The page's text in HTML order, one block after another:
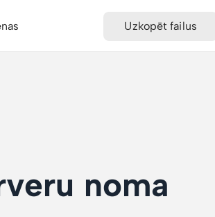
Uzkopēt failus
noma